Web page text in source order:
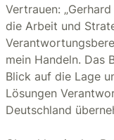
Vertrauen:
die Arbeit und
mein Handeln. Das
Blick auf die Lage
Lösungen
Deutschland